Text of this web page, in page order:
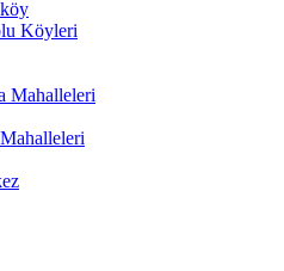
Köyleri
Mahalleleri